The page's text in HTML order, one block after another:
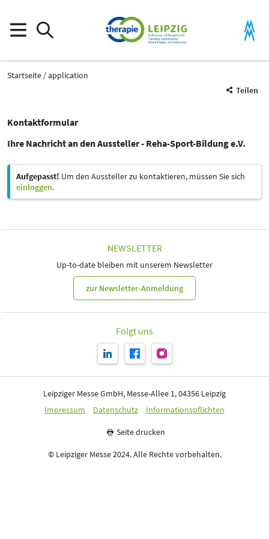
Startseite
application
Teilen
Kontaktformular
Ihre Nachricht an den Aussteller - Reha-Sport-Bildung e.V.
Aufgepasst! Um den Aussteller zu kontaktieren, müssen Sie sich
einloggen.
NEWSLETTER
Up-to-date bleiben mit unserem Newsletter
zur Newsletter-Anmeldung
Folgt uns
Leipziger Messe GmbH, Messe-Allee 1, 04356 Leipzig
Impressum
Datenschutz Informationspflichten
Seite drucken
© Leipziger Messe 2024. Alle Rechte vorbehalten.